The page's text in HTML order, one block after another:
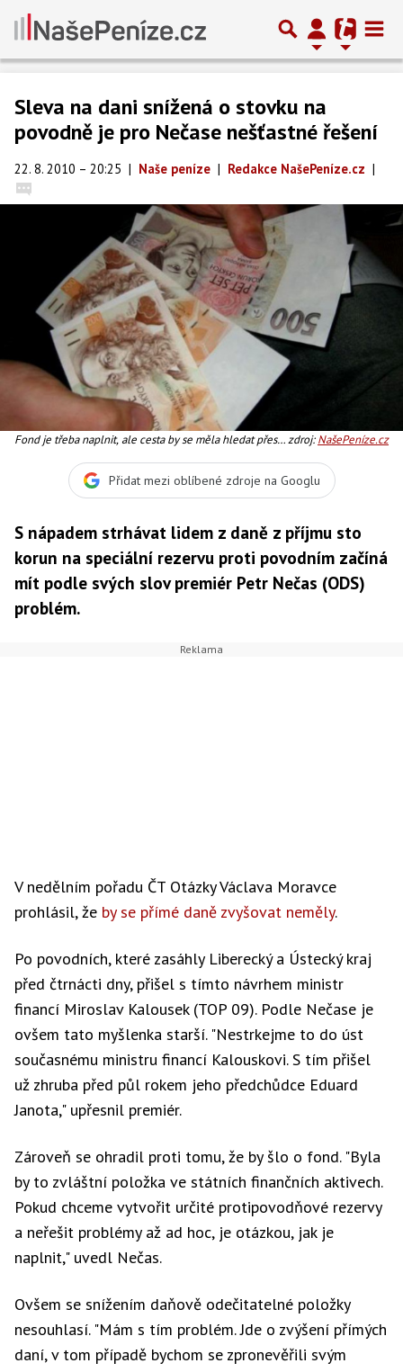
Sleva na dani snížená o stovku na
povodně je pro Nečase nešťastné řešení
22. 8. 2010 – 20:25 | Naše peníze | Redakce NašePeníze.cz |
Fond je třeba naplnit, ale cesta by se měla hledat přes
zdroj:NašePeníze.cz
Přidat mezi oblíbené zdroje na Googlu
S nápadem strhávat lidem z daně z příjmu sto
korun na speciální rezervu proti povodním začíná
mít podle svých slov premiér Petr Nečas (ODS)
problém.
V nedělním pořadu ČT Otázky Václava Moravce
prohlásil, že by se přímé daně zvyšovat neměly.
Po povodních, které zasáhly Liberecký a Ústecký kraj
před čtrnácti dny, přišel s tímto návrhem ministr
financí Miroslav Kalousek (TOP 09). Podle Nečase je
ovšem tato myšlenka starší. "Nestrkejme to do úst
současnému ministru financí Kalouskovi. S tím přišel
už zhruba před půl rokem jeho předchůdce Eduard
Janota," upřesnil premiér.
Zároveň se ohradil proti tomu, že by šlo o fond. "Byla
by to zvláštní položka ve státních finančních aktivech.
Pokud chceme vytvořit určité protipovodňové rezervy
a neřešit problémy až ad hoc, je otázkou, jak je
naplnit," uvedl Nečas.
Ovšem se snížením daňově odečitatelné položky
nesouhlasí. "Mám s tím problém. Jde o zvýšení přímých
daní, v tom případě bychom se zpronevěřili svým